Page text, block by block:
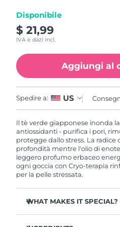
Disponibile
$ 21,99
IVA e dazi incl.
Aggiungi al
Spedire a: US
Il tè verde giapponese inonda
antiossidanti - purifica i pori,
protegge dallo stress. La
profondità mentre l'olio di
leggero profumo erbaceo
ogni goccia con Cryo-terapia
per la pelle stressata.
WHAT MAKES IT SPECIAL?
RAS di Macao
Malta
Messico
Monaco
Paesi Bassi
Nuova Zelanda
Norvegia
Oman